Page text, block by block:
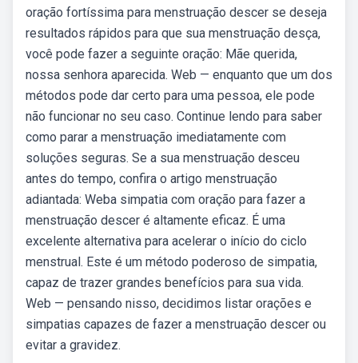
oração fortíssima para menstruação descer se deseja
resultados rápidos para que sua menstruação desça,
você pode fazer a seguinte oração: Mãe querida,
nossa senhora aparecida. Web — enquanto que um dos
métodos pode dar certo para uma pessoa, ele pode
não funcionar no seu caso. Continue lendo para saber
como parar a menstruação imediatamente com
soluções seguras. Se a sua menstruação desceu
antes do tempo, confira o artigo menstruação
adiantada: Weba simpatia com oração para fazer a
menstruação descer é altamente eficaz. É uma
excelente alternativa para acelerar o início do ciclo
menstrual. Este é um método poderoso de simpatia,
capaz de trazer grandes benefícios para sua vida.
Web — pensando nisso, decidimos listar orações e
simpatias capazes de fazer a menstruação descer ou
evitar a gravidez.